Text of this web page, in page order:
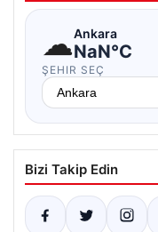
☁Ankara
NaN°C
ŞEHIR SEÇ
Bizi Takip Edin